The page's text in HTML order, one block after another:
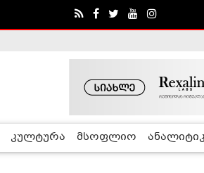
კულტურა მსოფლიო